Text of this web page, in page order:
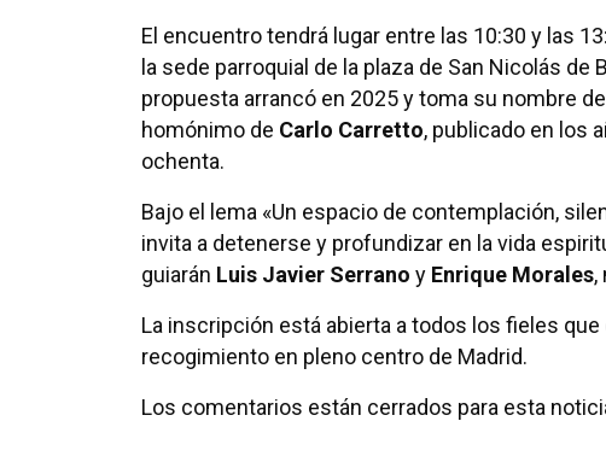
El encuentro tendrá lugar entre las 10:30 y las
la sede parroquial de la plaza de San Nicolás de
propuesta arrancó en 2025 y toma su nombre
homónimo de Carlo Carretto, publicado en los
ochenta.
Bajo el lema «Un espacio de contemplación,
invita a detenerse y profundizar en la vida
guiarán Luis Javier Serrano y Enrique Morales,
La inscripción está abierta a todos los fieles
recogimiento en pleno centro de Madrid.
Los comentarios están cerrados para esta